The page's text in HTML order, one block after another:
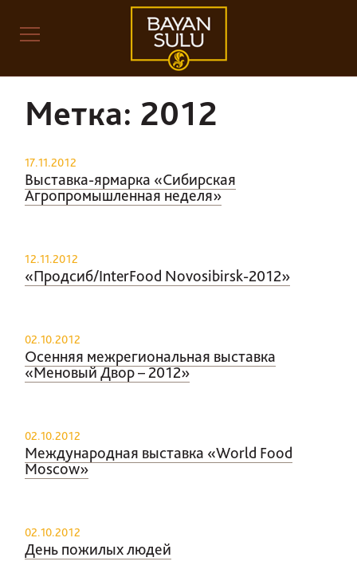
Метка: 2012
17.11.2012
Выставка-ярмарка «Сибирская
Агропромышленная неделя»
12.11.2012
«Продсиб/InterFood Novosibirsk-2012»
02.10.2012
Осенняя межрегиональная выставка
«Меновый Двор – 2012»
02.10.2012
Международная выставка «World Food
Moscow»
02.10.2012
День пожилых людей